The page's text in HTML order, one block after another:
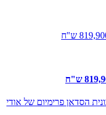
הסדאן פרימיום של אודי